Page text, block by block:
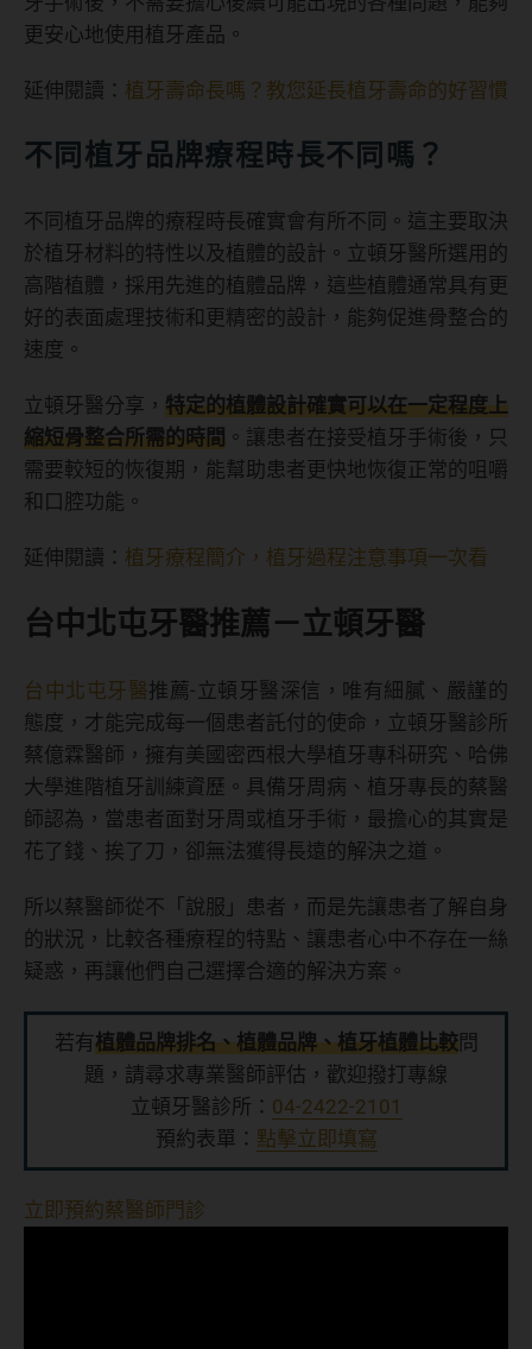
更安心地使用植牙產品。
延伸閱讀： 植牙壽命長嗎？教您延長植牙壽命的好習慣
不同植牙品牌療程時長不同嗎？
不同植牙品牌的療程時長確實會有所不同。這主要取決
於植牙材料的特性以及植體的設計。立頓牙醫所選用的
高階植體，採用先進的植體品牌，這些植體通常具有更
好的表面處理技術和更精密的設計，能夠促進骨整合的
速度。
立頓牙醫分享， 特定的植體設計確實可以在一定程度上
縮短骨整合所需的時間 。讓患者在接受植牙手術後，只
需要較短的恢復期，能幫助患者更快地恢復正常的咀嚼
和口腔功能。
延伸閱讀： 植牙療程簡介，植牙過程注意事項一次看
台中北屯牙醫推薦－立頓牙醫
台中北屯牙醫推薦-立頓牙醫深信，唯有細膩、嚴謹的
態度，才能完成每一個患者託付的使命，立頓牙醫診所
蔡億霖醫師，擁有美國密西根大學植牙專科研究、哈佛
大學進階植牙訓練資歷。具備牙周病、植牙專長的蔡醫
師認為，當患者面對牙周或植牙手術，最擔心的其實是
花了錢、挨了刀，卻無法獲得長遠的解決之道。
所以蔡醫師從不「說服」患者，而是先讓患者了解自身
的狀況，比較各種療程的特點、讓患者心中不存在一絲
疑惑，再讓他們自己選擇合適的解決方案。
若有植體品牌排名、植體品牌、植牙植體比較問
題，請尋求專業醫師評估，歡迎撥打專線
立頓牙醫診所： 04-2422-2101
預約表單： 點擊立即填寫
立即預約蔡醫師門診